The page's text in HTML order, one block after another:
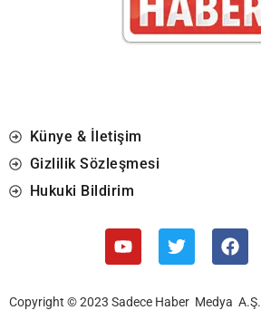
Künye & İletişim
Gizlilik Sözleşmesi
Hukuki Bildirim
Copyright © 2023 Sadece Haber Medya A.Ş.